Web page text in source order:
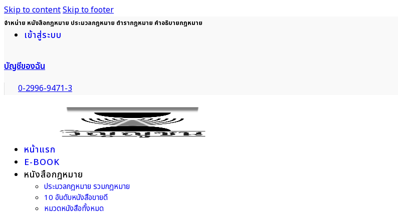
Skip to contentSkip to footer
จำหน่าย หนังสือกฎหมาย ประมวลกฎหมาย ตำรากฎหมาย คำอธิบายกฎหมาย
เข้าสู่ระบบ
บัญชีของฉัน
0-2996-9471-3
หน้าแรก
E-BOOK
หนังสือกฎหมาย
ประมวลกฎหมาย รวมกฎหมาย
10 อันดับหนังสือขายดี
หมวดหนังสือทั้งหมด